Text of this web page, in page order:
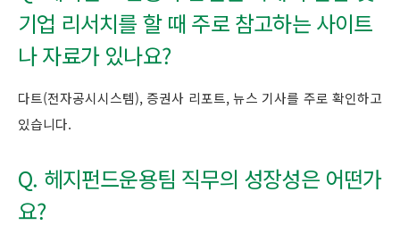
기업 리서치를 할 때 주로 참고하는 사이트
나 자료가 있나요?
다트(전자공시시스템), 증권사 리포트, 뉴스 기사를 주로 확인하고
있습니다.
Q. 헤지펀드운용팀 직무의 성장성은 어떤가
요?